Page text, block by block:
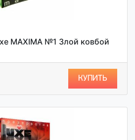
MAXIMA №1 Злой ковбой
КУПИТЬ